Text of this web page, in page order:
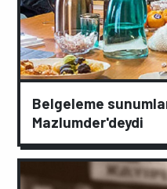
Belgeleme
Mazlumder'deydi